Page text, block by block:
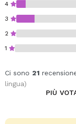
4
3
2
1
Ci sono 21
lingua)
PIÙ